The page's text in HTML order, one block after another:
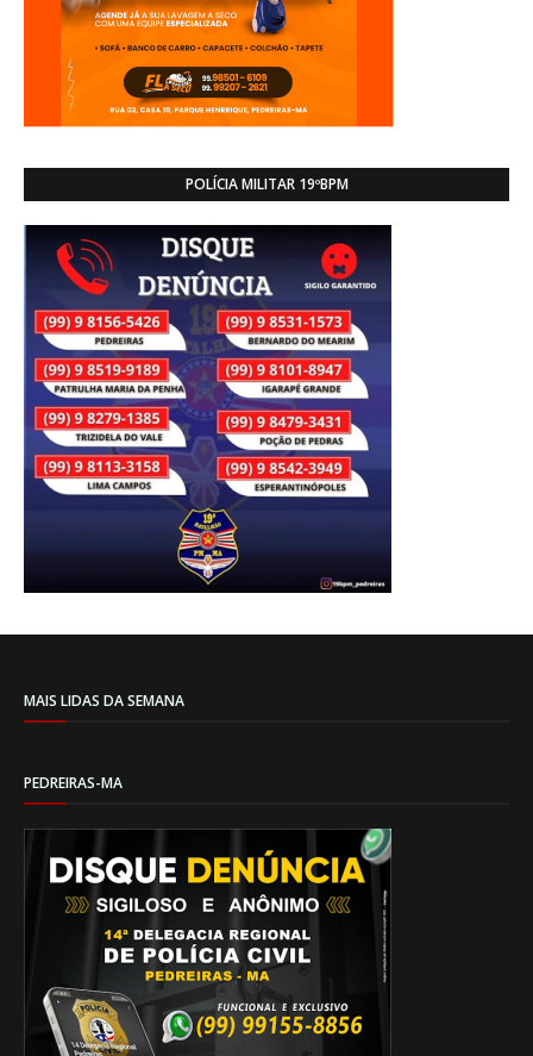
POLÍCIA MILITAR 19ºBPM
MAIS LIDAS DA SEMANA
PEDREIRAS-MA